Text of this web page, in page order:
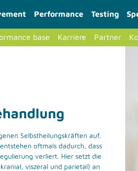
Performance Testing
base Karriere Partner
Selbstheilungskräften auf.
oftmals dadurch, dass
verliert. Hier setzt die
viszeral und parietal) an